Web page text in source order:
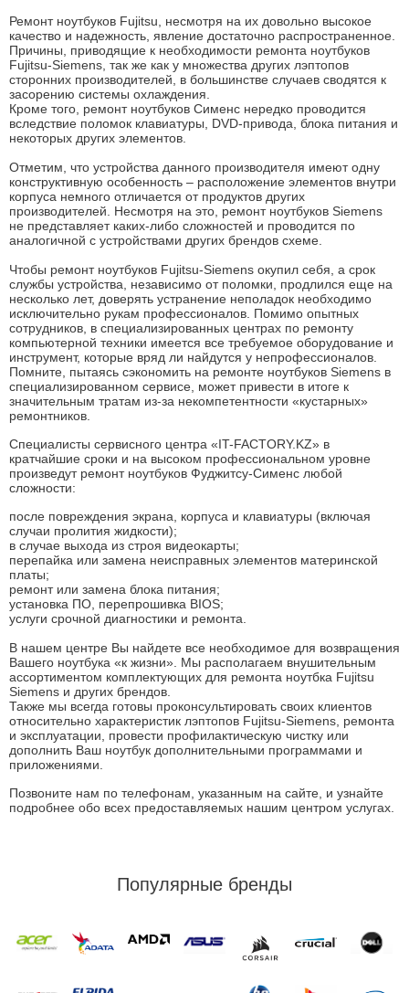
Ремонт ноутбуков Fujitsu, несмотря на их довольно высокое
качество и надежность, явление достаточно распространенное.
Причины, приводящие к необходимости ремонта ноутбуков
Fujitsu-Siemens, так же как у множества других лэптопов
сторонних производителей, в большинстве случаев сводятся к
засорению системы охлаждения.
Кроме того, ремонт ноутбуков Сименс нередко проводится
вследствие поломок клавиатуры, DVD-привода, блока питания и
некоторых других элементов.
Отметим, что устройства данного производителя имеют одну
конструктивную особенность – расположение элементов внутри
корпуса немного отличается от продуктов других
производителей. Несмотря на это, ремонт ноутбуков Siemens
не представляет каких-либо сложностей и проводится по
аналогичной с устройствами других брендов схеме.
Чтобы ремонт ноутбуков Fujitsu-Siemens окупил себя, а срок
службы устройства, независимо от поломки, продлился еще на
несколько лет, доверять устранение неполадок необходимо
исключительно рукам профессионалов. Помимо опытных
сотрудников, в специализированных центрах по ремонту
компьютерной техники имеется все требуемое оборудование и
инструмент, которые вряд ли найдутся у непрофессионалов.
Помните, пытаясь сэкономить на ремонте ноутбуков Siemens в
специализированном сервисе, может привести в итоге к
значительным тратам из-за некомпетентности «кустарных»
ремонтников.
Специалисты сервисного центра «IT-FACTORY.KZ» в
кратчайшие сроки и на высоком профессиональном уровне
произведут ремонт ноутбуков Фуджитсу-Сименс любой
сложности:
после повреждения экрана, корпуса и клавиатуры (включая
случаи пролития жидкости);
в случае выхода из строя видеокарты;
перепайка или замена неисправных элементов материнской
платы;
ремонт или замена блока питания;
установка ПО, перепрошивка BIOS;
услуги срочной диагностики и ремонта.
В нашем центре Вы найдете все необходимое для возвращения
Вашего ноутбука «к жизни». Мы располагаем внушительным
ассортиментом комплектующих для ремонта ноутбка Fujitsu
Siemens и других брендов.
Также мы всегда готовы проконсультировать своих клиентов
относительно характеристик лэптопов Fujitsu-Siemens, ремонта
и эксплуатации, провести профилактическую чистку или
дополнить Ваш ноутбук дополнительными программами и
приложениями.
Позвоните нам по телефонам, указанным на сайте, и узнайте
подробнее обо всех предоставляемых нашим центром услугах.
Популярные бренды